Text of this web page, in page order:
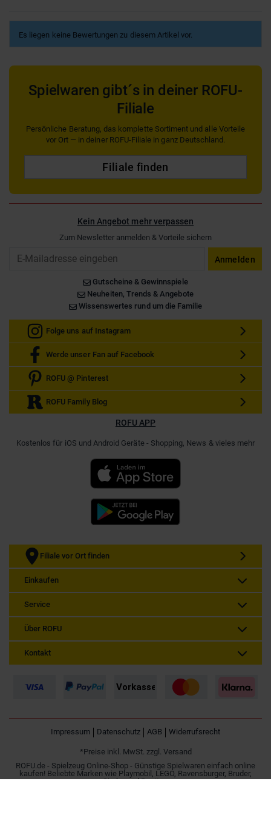
Es liegen keine Bewertungen zu diesem Artikel vor.
Spielwaren gibt´s in deiner ROFU-
Filiale
Persönliche Beratung, das komplette Sortiment und alle Vorteile
vor Ort — in deiner ROFU-Filiale in ganz Deutschland.
Filiale finden
Kein Angebot mehr verpassen
Zum Newsletter anmelden & Vorteile sichern
Anmelden
Gutscheine & Gewinnspiele
Neuheiten, Trends & Angebote
Wissenswertes rund um die Familie
Folge uns auf Instagram
Werde unser Fan auf Facebook
ROFU @ Pinterest
ROFU Family Blog
ROFU APP
Kostenlos für iOS und Android Geräte - Shopping, News & vieles mehr
Filiale vor Ort finden
Einkaufen
Service
Über ROFU
Kontakt
Impressum Datenschutz AGB Widerrufsrecht
*Preise inkl. MwSt. zzgl. Versand
ROFU.de - Spielzeug Online-Shop - Günstige Spielwaren einfach online
kaufen! Beliebte Marken wie Playmobil, LEGO, Ravensburger, Bruder,
Simba und Besttoy.